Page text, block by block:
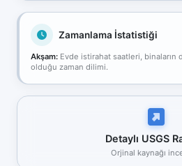
Zamanlama İstatistiği
Akşam: Evde istirahat saatleri, binaların
olduğu zaman dilimi.
Detaylı USGS
Orjinal kaynağı